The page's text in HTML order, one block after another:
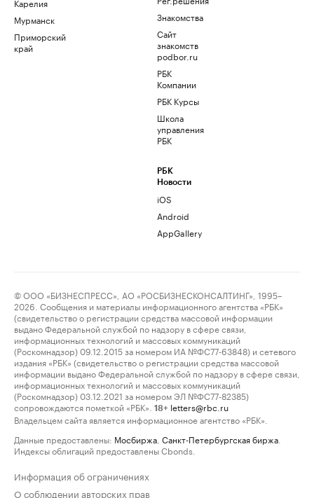
Карелия
Мурманск
Приморский
край
Знакомства
Сайт
знакомств
podbor.ru
РБК
Компании
РБК Курсы
Школа
управления
РБК
РБК
Новости
iOS
Android
AppGallery
© ООО «БИЗНЕСПРЕСС», АО «РОСБИЗНЕСКОНСАЛТИНГ», 1995–
2026. Сообщения и материалы информационного агентства «РБК»
(свидетельство о регистрации средства массовой информации
выдано Федеральной службой по надзору в сфере связи,
информационных технологий и массовых коммуникаций
(Роскомнадзор) 09.12.2015 за номером ИА №ФС77-63848) и сетевого
издания «РБК» (свидетельство о регистрации средства массовой
информации выдано Федеральной службой по надзору в сфере связи,
информационных технологий и массовых коммуникаций
(Роскомнадзор) 03.12.2021 за номером ЭЛ №ФС77-82385)
сопровождаются пометкой «РБК».
18+ letters@rbc.ru
Владельцем сайта является информационное агентство «РБК».
Данные предоставлены: Мосбиржа Санкт-Петербургская биржа
Индексы облигаций предоставлены Cbonds.
Информация об ограничениях
О соблюдении авторских прав